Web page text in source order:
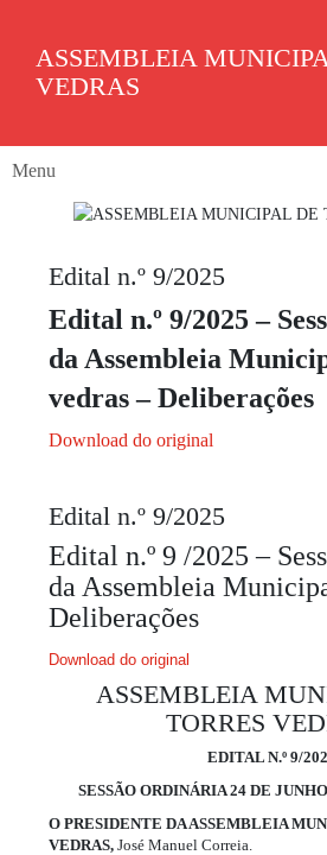
contentASSEMBLEIA
VEDRAS
Menu
Edital n.º 9/2025
Edital n.º 9/2025 –
da Assembleia
vedras – Deliberações
Download do original
Edital n.º 9/2025
Edital n.º 9 /2025 –
da Assembleia
Deliberações
Download do original
ASSEMBLEIA
TORRES
EDITAL N.º 9/
SESSÃO ORDINÁRIA 24 DE
O PRESIDENTE DA ASSEMBLEIA
VEDRAS, José Manuel Correia.